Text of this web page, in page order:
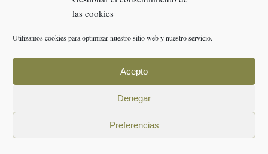
las cookies
Utilizamos cookies para optimizar nuestro sitio web y nuestro servicio.
Acepto
Denegar
Preferencias
POLÍTICA DE COOKIES (UE)
AVISO LEGAL
POLÍTICA DE PRIVACIDAD